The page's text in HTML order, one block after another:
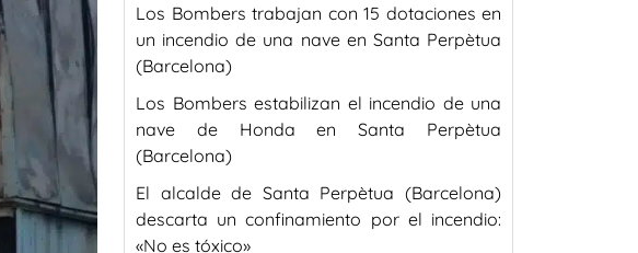
Los Bombers trabajan con 15 dotaciones en
un incendio de una nave en Santa Perpètua
(Barcelona)
Los Bombers estabilizan el incendio de una
nave de Honda en Santa Perpètua
(Barcelona)
El alcalde de Santa Perpètua (Barcelona)
descarta un confinamiento por el incendio:
«No es tóxico»